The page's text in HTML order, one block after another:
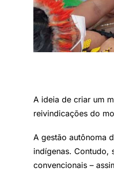
A ideia de criar um
reivindicações do
A gestão autônoma
indígenas. Contudo,
convencionais –